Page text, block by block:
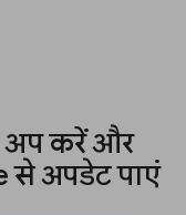
अप करें और
से अपडेट पाएं